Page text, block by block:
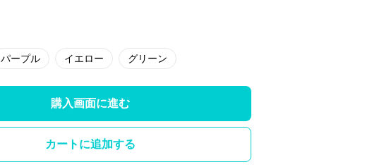
パープル イエロー グリーン
購入画面に進む
カートに追加する